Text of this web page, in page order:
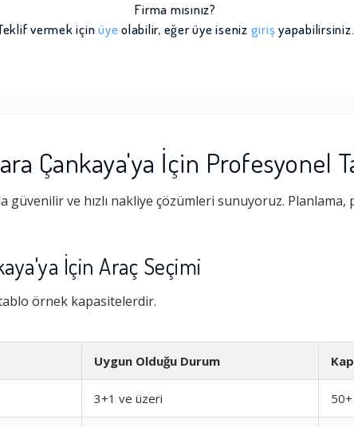
Firma mısınız?
vermek içinüye olabilir, eğer üye iseniz giriş yapabilirsiniz.
Çankaya'ya İçin Profesyonel
güvenilir ve hızlı nakliye çözümleri sunuyoruz. Planlama,
İçin Araç Seçimi
örnek kapasitelerdir.
Uygun Olduğu Durum
3+1 ve üzeri 50+